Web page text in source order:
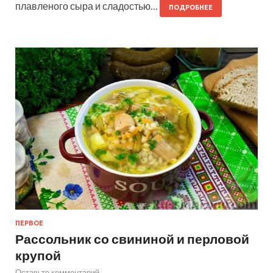
плавленого сыра и сладостью… ПОДРОБНЕЕ
ПЕРВОЕ
Рассольник со свининой и перловой
крупой